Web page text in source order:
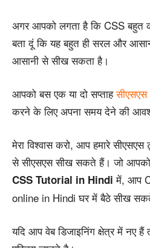
अगर आपको लगता है कि CSS बहुत
बता दूं कि यह बहुत ही सरल और
आसानी से सीख सकता है।
आपको बस एक या दो सप्ताह
करने के लिए अपना समय देने की
मेरा विश्वास करो, आप हमारे
से सीएसएस सीख सकते हैं। जो
CSS Tutorial in Hindi में, आप
online in Hindi घर में बैठे सीख
यदि आप वेब डिजाइनिंग क्षेत्र में नए